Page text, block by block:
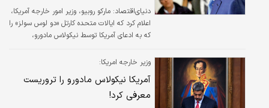
دنیای‌اقتصاد: مارکو روبیو، وزیر امور خارجه آمریکا،
اعلام کرد که ایالات متحده کارتل «دو لوس سولز» را
که به ادعای آمریکا توسط نیکولاس مادورو،
می‌شود، در این ماه به‌عنوان یک سازمان تروریستی
وزیر خارجه امریکا:
آمریکا نیکولاس مادورو را تروریست
معرفی کرد!